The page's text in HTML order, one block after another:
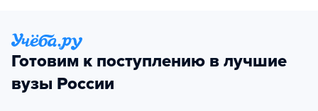
Готовим к поступлению в лучшие
вузы России